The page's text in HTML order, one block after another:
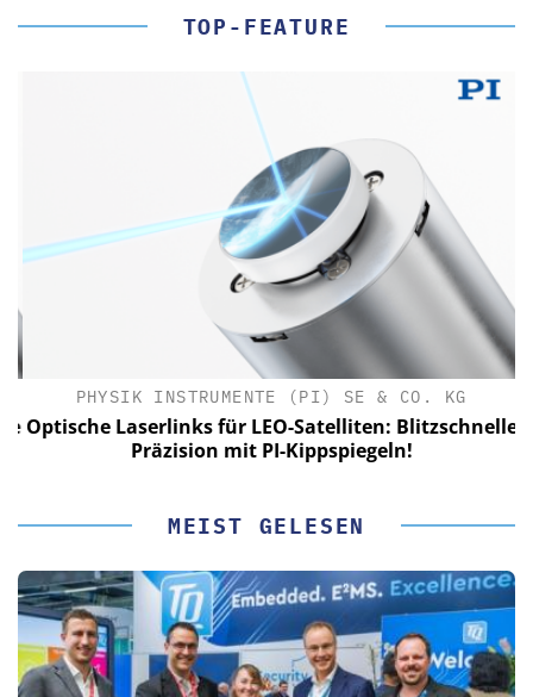
TOP-FEATURE
PHYSIK INSTRUMENTE (PI) SE & CO. KG
Optische Laserlinks für LEO-Satelliten: Blitzschnelle
Präzision mit PI-Kippspiegeln!
MEIST GELESEN